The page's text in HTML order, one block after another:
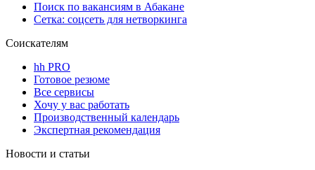
Поиск по вакансиям в Абакане
Сетка: соцсеть для нетворкинга
Соискателям
hh PRO
Готовое резюме
Все сервисы
Хочу у вас работать
Производственный календарь
Экспертная рекомендация
Новости и статьи